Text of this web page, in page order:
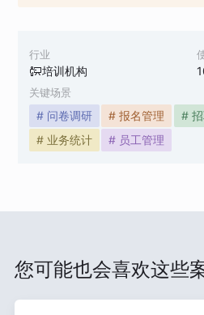
行业
培训机构
关键场景
# 问卷调研 # 报名管理 #
# 业务统计
# 员工管理
您可能也会喜欢这些